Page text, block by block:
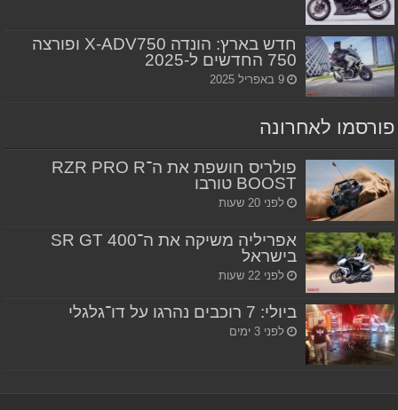
חדש בארץ: הונדה X-ADV750 ופורצה
750 החדשים ל-2025
9 באפריל 2025
פורסמו לאחרונה
פולריס חושפת את ה־RZR PRO R
BOOST טורבו
לפני 20 שעות
אפריליה משיקה את ה־SR GT 400
בישראל
לפני 22 שעות
ביולי: 7 רוכבים נהרגו על דו־גלגלי
לפני 3 ימים